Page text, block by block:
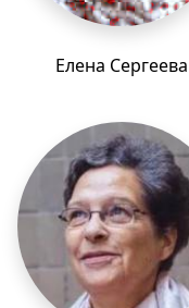
Елена Сергеева